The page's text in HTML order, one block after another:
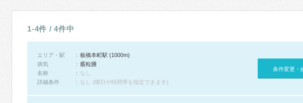
1-4件 / 4件中
エリア・駅
板橋本町駅 (1000m)
病気
霰粒腫
名称
なし
詳細条件
なし (曜日や時間帯を指定できます)
条件変更・